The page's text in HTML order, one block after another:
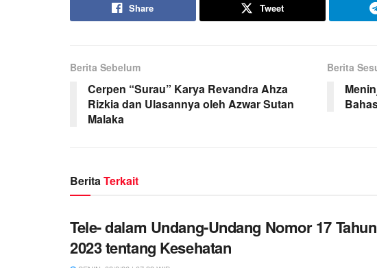
Share Tweet
Berita Sebelum
Cerpen “Surau” Karya Revandra Ahza
Rizkia dan Ulasannya oleh Azwar Sutan
Malaka
Berita
BeritaTerkait
Tele- dalam Undang-Undang Nomor 17 Tahun
2023 tentang Kesehatan